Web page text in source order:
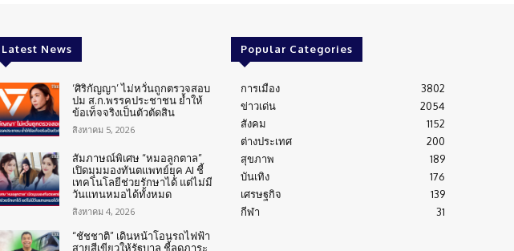
Latest News
‘ศิริกัญญา’ ไม่หวั่นถูกตรวจสอบ
ปม ส.ก.พรรคประชาชน ย้ำให้
ข้อเท็จจริงเป็นตัวตัดสิน
สิงหาคม 5, 2026
สัมภาษณ์พิเศษ “หมอลูกตาล”
เปิดมุมมองทันตแพทย์ยุค AI ชี้
เทคโนโลยีช่วยรักษาได้ แต่ไม่มี
วันแทนหมอได้ทั้งหมด
สิงหาคม 4, 2026
“ชัชชาติ” เดินหน้าโอนรถไฟฟ้า
สายสีเขียวให้รัฐบาล ชี้ลดภาระ
Popular Categories
การเมือง
3802
ข่าวเด่น
2054
สังคม
1152
ต่างประเทศ
200
สุขภาพ
189
บันเทิง
176
เศรษฐกิจ
139
กีฬา
31